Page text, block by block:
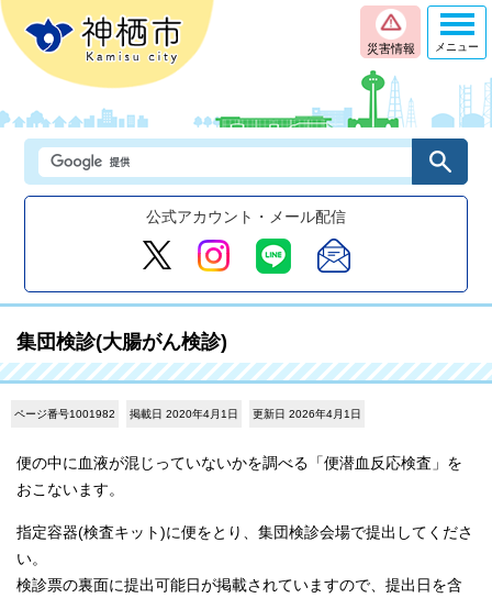
災害情報
公式アカウント・メール配信
メニュー
集団検診(大腸がん検診)
ページ番号1001982 掲載日 2020年4月1日 更新日 2026年4月1日
便の中に血液が混じっていないかを調べる「便潜血反応検査」を
おこないます。
指定容器(検査キット)に便をとり、集団検診会場で提出してくださ
い。
検診票の裏面に提出可能日が掲載されていますので、提出日を含